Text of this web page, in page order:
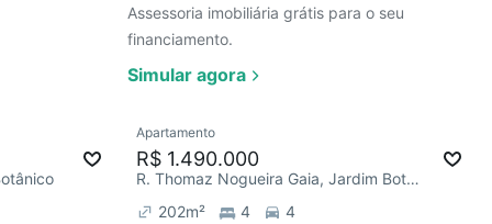
Assessoria imobiliária grátis para o seu
financiamento.
Simular agora
Apartamento
R$ 1.490.000
R. Thomaz Nogueira Gaia, Jardim Botânico
202m² 4 4